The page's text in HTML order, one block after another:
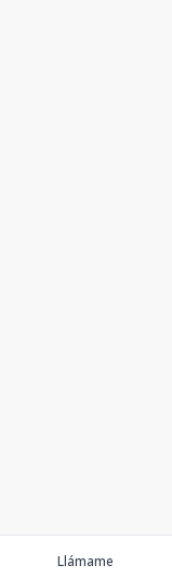
Llámame